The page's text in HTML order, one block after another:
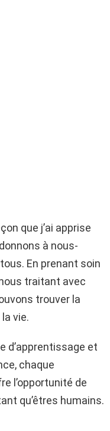
que j’ai apprise
à nous-
En prenant soin
traitant avec
trouver la
vie.
d’apprentissage et
chaque
l’opportunité de
qu’êtres humains.